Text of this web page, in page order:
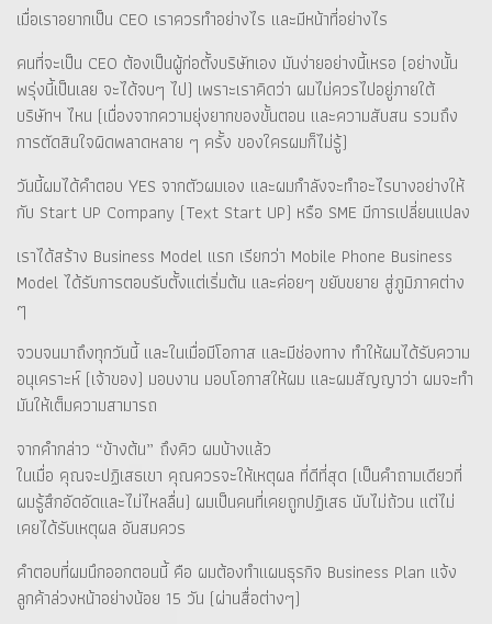
เมื่อเราอยากเป็น CEO เราควรทำอย่างไร และมีหน้าที่อย่างไร
คนที่จะเป็น CEO ต้องเป็นผู้ก่อตั้งบริษัทเอง มันง่ายอย่างนี้เหรอ (อย่างนั้น
พรุ่งนี้เป็นเลย จะได้จบๆ ไป) เพราะเราคิดว่า ผมไม่ควรไปอยู่ภายใต้
บริษัทฯ ไหน (เนื่องจากความยุ่งยากของขั้นตอน และความสับสน รวมถึง
การตัดสินใจผิดพลาดหลาย ๆ ครั้ง ของใครผมก็ไม่รู้)
วันนี้ผมได้คำตอบ YES จากตัวผมเอง และผมกำลังจะทำอะไรบางอย่างให้
กับ Start UP Company (Text Start UP) หรือ SME มีการเปลี่ยนแปลง
เราได้สร้าง Business Model แรก เรียกว่า Mobile Phone Business
Model ได้รับการตอบรับตั้งแต่เริ่มต้น และค่อยๆ ขยับขยาย สู่ภูมิภาคต่าง
ๆ
จวบจนมาถึงทุกวันนี้ และในเมื่อมีโอกาส และมีช่องทาง ทำให้ผมได้รับความ
อนุเคราะห์ (เจ้าของ) มอบงาน มอบโอกาสให้ผม และผมสัญญาว่า ผมจะทำ
มันให้เต็มความสามารถ
จากคำกล่าว “ข้างต้น” ถึงคิว ผมบ้างแล้ว
ในเมื่อ คุณจะปฏิเสธเขา คุณควรจะให้เหตุผล ที่ดีที่สุด (เป็นคำถามเดียวที่
ผมรู้สึกอัดอัดและไม่ไหลลื่น) ผมเป็นคนที่เคยถูกปฏิเสธ นับไม่ถ้วน แต่ไม่
เคยได้รับเหตุผล อันสมควร
คำตอบที่ผมนึกออกตอนนี้ คือ ผมต้องทำแผนธุรกิจ Business Plan แจ้ง
ลูกค้าล่วงหน้าอย่างน้อย 15 วัน (ผ่านสื่อต่างๆ)